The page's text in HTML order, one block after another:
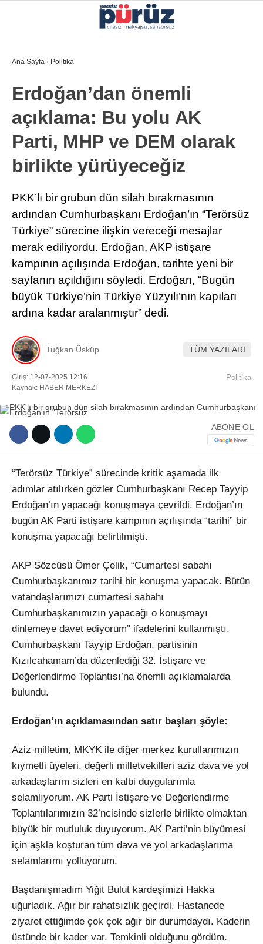
WhatsApp İhbar Hattı
Facebook
Instagram
TikTok
YEREL YÖNETIMLER
GÜNCEL
EKONOMI
POLITIKA
KÜLTÜR-SANAT
SPOR
DIĞER
Ana Sayfa › Politika
Erdoğan’dan önemli
açıklama: Bu yolu AK
Parti, MHP ve DEM olarak
birlikte yürüyeceğiz
PKK’lı bir grubun dün silah bırakmasının
ardından Cumhurbaşkanı Erdoğan’ın “Terörsüz
Türkiye” sürecine ilişkin vereceği mesajlar
merak ediliyordu. Erdoğan, AKP istişare
kampının açılışında Erdoğan, tarihte yeni bir
sayfanın açıldığını söyledi. Erdoğan, “Bugün
büyük Türkiye’nin Türkiye Yüzyılı’nın kapıları
ardına kadar aralanmıştır” dedi.
Tuğkan Üsküp TÜM YAZILARI
Giriş: 12-07-2025 12:16
Kaynak: HABER MERKEZI
Politika
ABONE OL
“Terörsüz Türkiye” sürecinde kritik aşamada ilk
adımlar atılırken gözler Cumhurbaşkanı Recep Tayyip
Erdoğan’ın yapacağı konuşmaya çevrildi. Erdoğan’ın
bugün AK Parti istişare kampının açılışında “tarihi” bir
konuşma yapacağı belirtilmişti.
AKP Sözcüsü Ömer Çelik, “Cumartesi sabahı
Cumhurbaşkanımız tarihi bir konuşma yapacak. Bütün
vatandaşlarımızı cumartesi sabahı
Cumhurbaşkanımızın yapacağı o konuşmayı
dinlemeye davet ediyorum” ifadelerini kullanmıştı.
Cumhurbaşkanı Tayyip Erdoğan, partisinin
Kızılcahamam’da düzenlediği 32. İstişare ve
Değerlendirme Toplantısı’na önemli açıklamalarda
bulundu.
Erdoğan’ın açıklamasından satır başları şöyle:
Aziz milletim, MKYK ile diğer merkez kurullarımızın
kıymetli üyeleri, değerli milletvekilleri aziz dava ve yol
arkadaşlarım sizleri en kalbi duygularımla
selamlıyorum. AK Parti İstişare ve Değerlendirme
Toplantılarımızın 32’ncisinde sizlerle birlikte olmaktan
büyük bir mutluluk duyuyorum. AK Parti’nin büyümesi
için aşkla koşturan tüm dava ve yol arkadaşlarıma
selamlarımı yolluyorum.
Başdanışmadım Yiğit Bulut kardeşimizi Hakka
uğurladık. Ağır bir rahatsızlık geçirdi. Hastanede
ziyaret ettiğimde çok çok ağır bir durumdaydı. Kaderin
üstünde bir kader var. Temkinli olduğunu gördüm.